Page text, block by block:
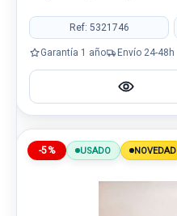
Ref: 5321746
Garantía 1 año Envío 24-48h
-5% USADO NOVEDAD